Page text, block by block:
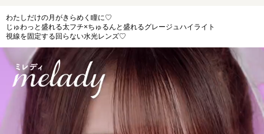
わたしだけの月がきらめく瞳に♡
じゅわっと盛れる太フチ×ちゅるんと盛れるグレージュハイライト
視線を固定する回らない水光レンズ♡